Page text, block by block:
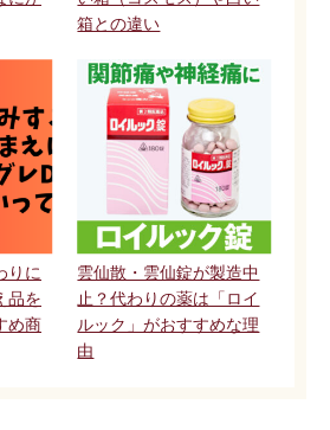
箱との違い
りに
品を
め商
雲仙散・雲仙錠が製造中
止？代わりの薬は「ロイ
ルック」がおすすめな理
由